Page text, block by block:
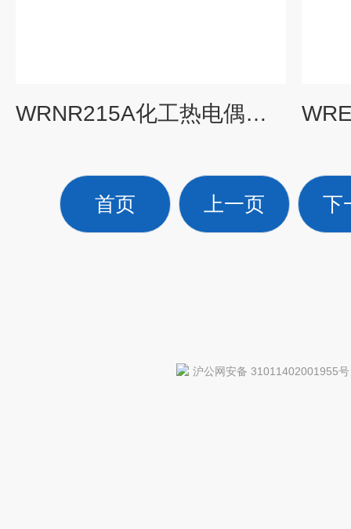
WRNR215A化工热电偶电阻，WRNR2-15A，
首页 上一页 下
沪公网安备 31011402001955号